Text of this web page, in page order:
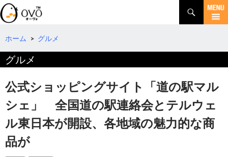
検
索
コ
テ
ツ
へ
動
ホーム > グルメ
グルメ
公式ショッピングサイト「道の駅マル
シェ」 全国道の駅連絡会とテルウェ
ル東日本が開設、各地域の魅力的な商
品が